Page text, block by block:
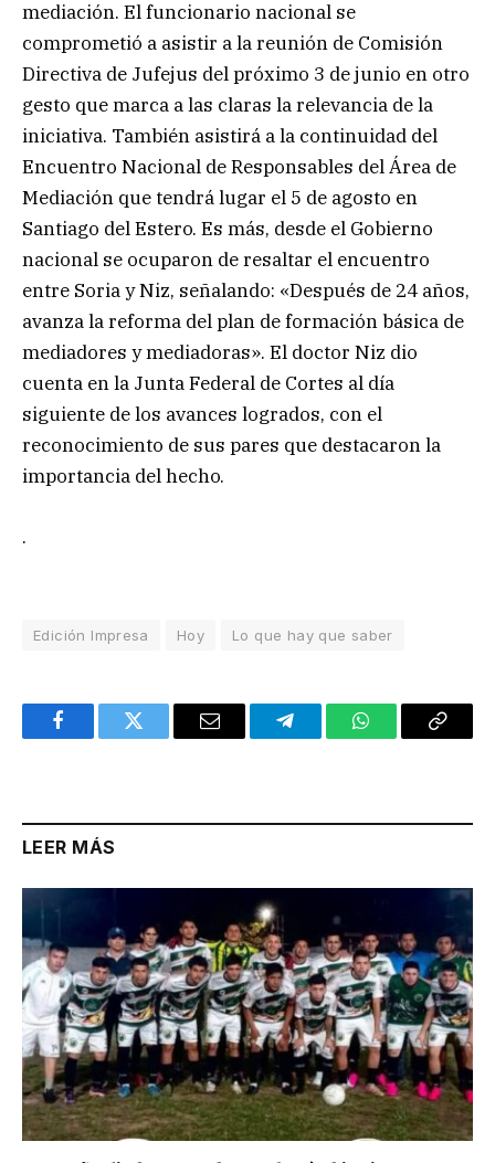
mediación. El funcionario nacional se
comprometió a asistir a la reunión de Comisión
Directiva de Jufejus del próximo 3 de junio en otro
gesto que marca a las claras la relevancia de la
iniciativa. También asistirá a la continuidad del
Encuentro Nacional de Responsables del Área de
Mediación que tendrá lugar el 5 de agosto en
Santiago del Estero. Es más, desde el Gobierno
nacional se ocuparon de resaltar el encuentro
entre Soria y Niz, señalando: «Después de 24 años,
avanza la reforma del plan de formación básica de
mediadores y mediadoras». El doctor Niz dio
cuenta en la Junta Federal de Cortes al día
siguiente de los avances logrados, con el
reconocimiento de sus pares que destacaron la
importancia del hecho.
.
Edición Impresa Hoy Lo que hay que saber
FacebookTwitter Email TelegramWhatsAppCopy
LEER MÁS